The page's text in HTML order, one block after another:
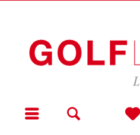
Menü